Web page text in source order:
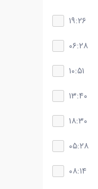
۱۹:۲۶
۰۶:۲۸
۱۰:۵۱
۱۳:۴۰
۱۸:۳۰
۰۵:۲۸
۰۸:۱۴